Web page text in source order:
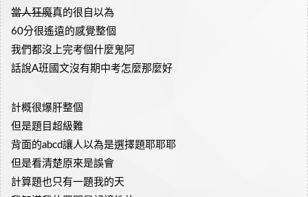
當人狂魔真的很自以為
60分很遙遠的感覺整個
我們都沒上完考個什麼鬼阿
話說A班國文沒有期中考怎麼那麼好
計概很爆肝整個
但是題目超級難
背面的abcd讓人以為是選擇題耶耶耶
但是看清楚原來是誤會
計算題也只有一題我的天